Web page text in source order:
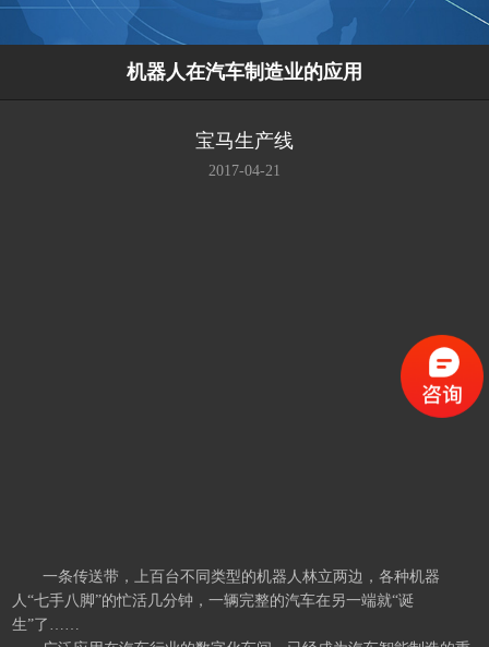
机器人在汽车制造业的应用
宝马生产线
2017-04-21
一条传送带，上百台不同类型的机器人林立两边，各种机器
人“七手八脚”的忙活几分钟，一辆完整的汽车在另一端就“诞
生”了……